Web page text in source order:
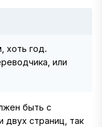
хоть год.
или
быть с
двух страниц, так